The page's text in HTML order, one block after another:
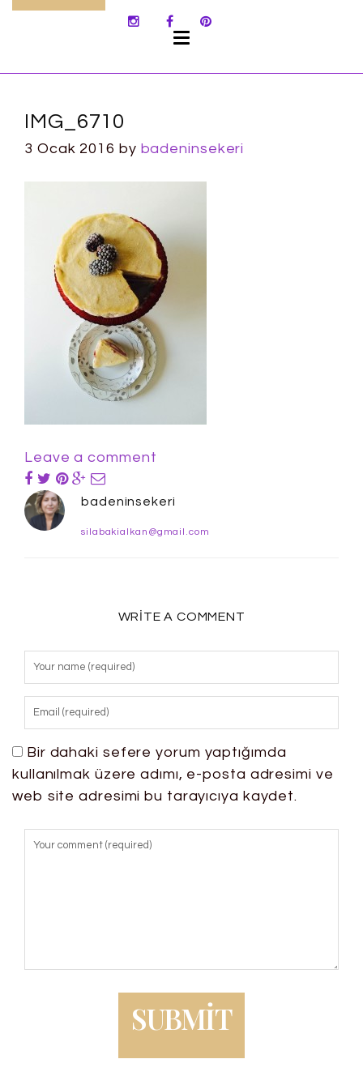
IMG_6710
3 Ocak 2016 by badeninsekeri
Leave a comment
badeninsekeri
silabakialkan@gmail.com
WRITE A COMMENT
Bir dahaki sefere yorum yaptığımda
kullanılmak üzere adımı, e-posta adresimi ve
web site adresimi bu tarayıcıya kaydet.